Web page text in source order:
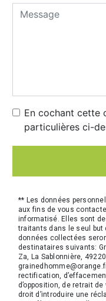
En cochant cette
particulières ci-
** Les données
aux fins de vous
informatisé. Elles sont
traitants dans le seul but
données collectées
destinataires suivants:
Za, La Sablonnière,
rectification,
d’opposition, de retrait
droit d’introduire une